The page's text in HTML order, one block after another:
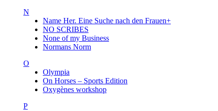
N
Name Her. Eine Suche nach den Frauen+
NO SCRIBES
None of my Business
Normans Norm
O
Olympia
On Horses – Sports Edition
Oxygènes workshop
P